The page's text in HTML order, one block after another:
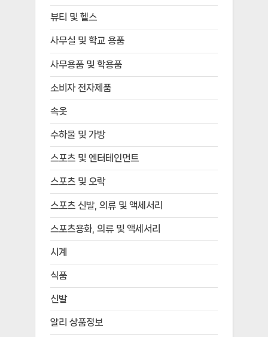
뷰티 및 헬스
사무실 및 학교 용품
사무용품 및 학용품
소비자 전자제품
속옷
수하물 및 가방
스포츠 및 엔터테인먼트
스포츠 및 오락
스포츠 신발, 의류 및 액세서리
스포츠용화, 의류 및 액세서리
시계
식품
신발
알리 상품정보